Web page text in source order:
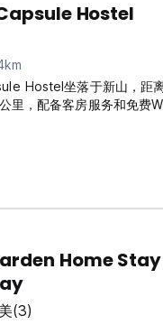
Hostel
Hostel坐落于新山，距
里，配备客房服务和免费
Home
(3)